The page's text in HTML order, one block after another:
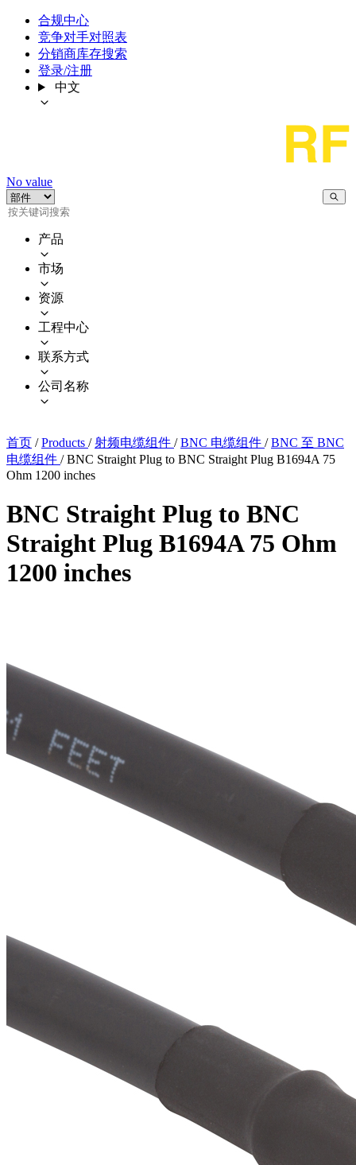
合规中心
竞争对手对照表
分销商库存搜索
登录/注册
中文
No value
产品
市场
资源
工程中心
联系方式
公司名称
首页 / Products / 射频电缆组件 / BNC 电缆组件 / BNC 至 BNC
电缆组件 / BNC Straight Plug to BNC Straight Plug B1694A 75
Ohm 1200 inches
BNC Straight Plug to BNC
Straight Plug B1694A 75 Ohm
1200 inches